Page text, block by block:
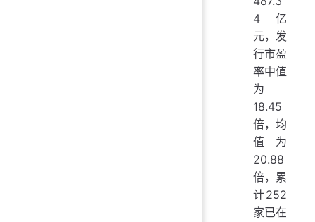
4亿
元，发
行市盈
率中值
为
18.45
倍，均
值为
20.88
倍，累
计252
家已在